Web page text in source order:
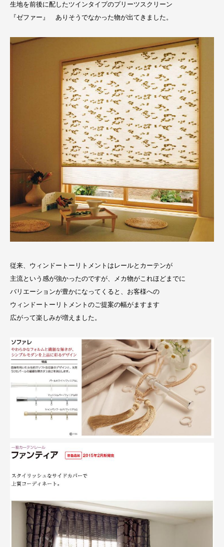
生地を前後に配したツインタイプのプリーツスクリーン
『ゼファー』 ありそうでなかった物が出てきました。
従来、ウィンドートーリトメントはレールとカーテンが
主流という感が強かったのですが、メカ物がこれほどまでに
バリエーションが豊かになってくると、お客様への
ウィンドートーリトメントのご提案の幅がますます
広がって楽しみが増えました。